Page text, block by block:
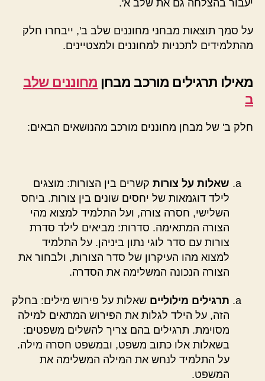
יעבור בהצלחה גם את שלב א'.
על סמך תוצאות מבחני מחוננים שלב ב', ייבחרו חלק
מהתלמידים לתכניות למחוננים ולמצטיינים.
מאילו תרגילים מורכב מבחן מחוננים שלב
ב
חלק ב' של מבחן מחוננים מורכב מהנושאים הבאים:
שאלות על צורות קשרים בין הצורות: מוצגים
לילד דוגמאות של יחסים שונים בין צורות. ביחס
השלישי, חסרה צורה, ועל התלמיד למצוא מהי
הצורה המתאימה. סדרות: מביאים לילד סדרת
צורות עם סדר לוגי נתון ביניהן. על התלמיד
למצוא מהו העיקרון של סדר הצורות, ולבחור את
הצורה הנכונה המשלימה את הסדרה.
תרגילים מילוליים שאלות על פירוש מילים: בחלק
הזה, על הילד לגלות את הפירוש המתאים למילה
מסוימת. תרגילים בהם צריך להשלים משפטים:
בשאלות אלו כתוב משפט, ובמשפט חסרה מילה.
על התלמיד לנחש את המילה המשלימה את
המשפט.